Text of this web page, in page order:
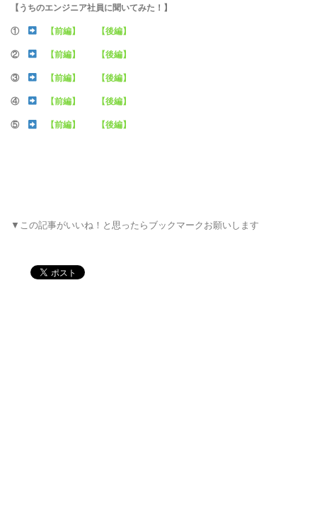
【うちのエンジニア社員に聞いてみた！】
①
【前編】
【後編】
②
【前編】
【後編】
③
【前編】
【後編】
④
【前編】
【後編】
⑤
【前編】 【後編】
▼この記事がいいね！と思ったらブックマークお願いします